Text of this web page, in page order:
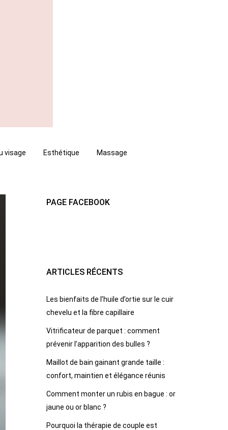
visage Esthétique Massage
PAGE FACEBOOK
ARTICLES RÉCENTS
Les bienfaits de l’huile d’ortie sur le cuir
chevelu et la fibre capillaire
Vitrificateur de parquet : comment
prévenir l’apparition des bulles ?
Maillot de bain gainant grande taille :
confort, maintien et élégance réunis
Comment monter un rubis en bague : or
jaune ou or blanc ?
Pourquoi la thérapie de couple est